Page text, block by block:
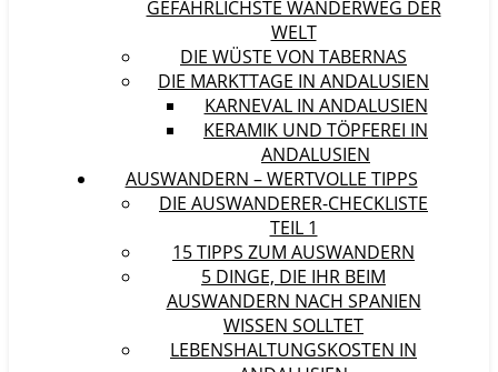
GEFÄHRLICHSTE WANDERWEG DER
WELT
DIE WÜSTE VON TABERNAS
DIE MARKTTAGE IN ANDALUSIEN
KARNEVAL IN ANDALUSIEN
KERAMIK UND TÖPFEREI IN
ANDALUSIEN
AUSWANDERN – WERTVOLLE TIPPS
DIE AUSWANDERER-CHECKLISTE
TEIL 1
15 TIPPS ZUM AUSWANDERN
5 DINGE, DIE IHR BEIM
AUSWANDERN NACH SPANIEN
WISSEN SOLLTET
LEBENSHALTUNGSKOSTEN IN